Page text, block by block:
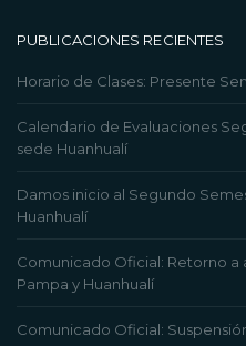
PUBLICACIONES RECIENTES
Horario de Clases: Presente
Calendario de Evaluaciones
sede Huanhualí
Damos inicio al Segundo
Huanhualí
Comunicado Oficial: Retorno a
Pampa y Huanhualí
Comunicado Oficial: